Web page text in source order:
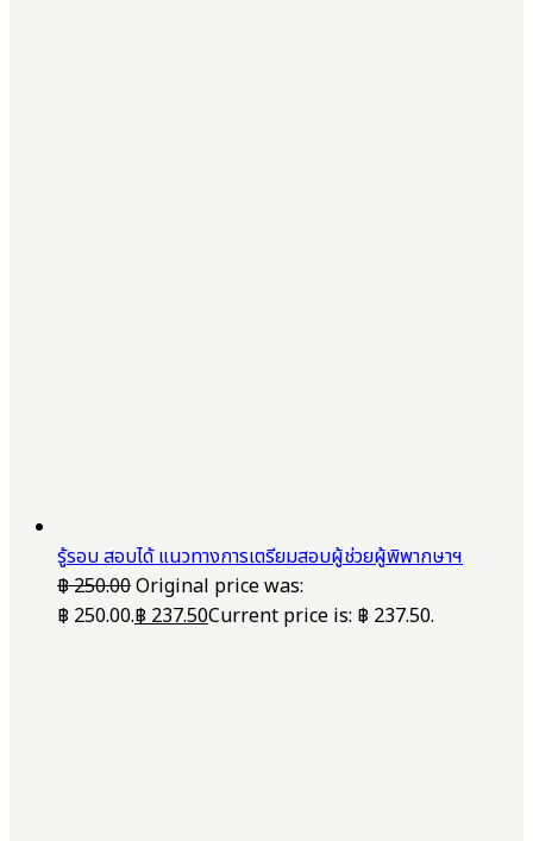
รู้รอบ สอบได้ แนวทางการเตรียมสอบผู้ช่วยผู้พิพากษาฯ
฿250.00Original price was:
฿ 250.00.฿237.50Current price is: ฿ 237.50.